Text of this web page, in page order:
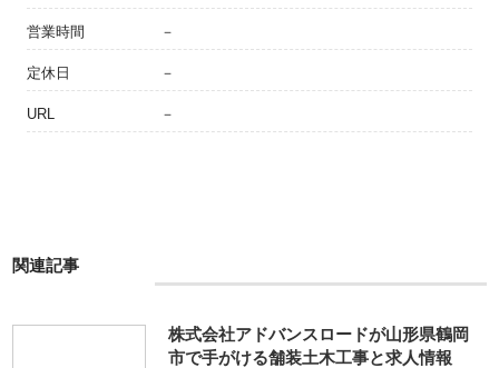
営業時間 －
定休日 －
URL －
関連記事
株式会社アドバンスロードが山形県鶴岡
市で手がける舗装土木工事と求人情報